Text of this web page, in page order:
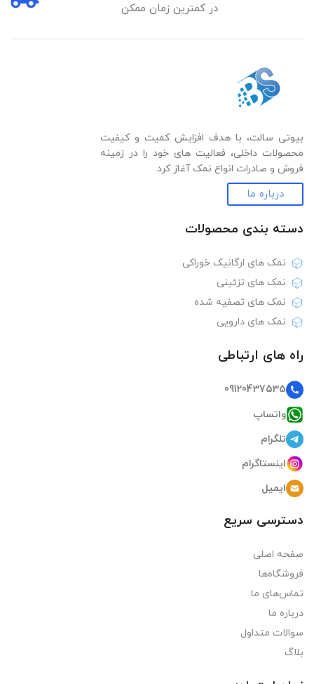
در کمترین زمان ممکن
بیوتی سالت، با هدف افزایش کمیت و کیفیت
محصولات داخلی، فعالیت های خود را در زمینه
فروش و صادرات انواع نمک آغاز کرد.
درباره ما
دسته بندی‌ محصولات
نمک های ارگانیک خوراکی
نمک های تزئینی
نمک های تصفیه شده
نمک های دارویی
راه های ارتباطی
09120437535
واتساپ
تلگرام
اینستاگرام
ایمیل
دسترسی سریع
صفحه اصلی
فروشگاه‌ها
تماس‌های ما
درباره ما
سوالات متداول
بلاگ